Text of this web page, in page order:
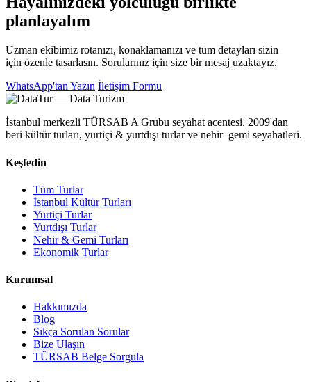
planlayalım
Uzman ekibimiz rotanızı, konaklamanızı ve tüm detayları sizin
için özenle tasarlasın. Sorularınız için size bir mesaj uzaktayız.
WhatsApp'tan Yazın İletişim Formu
İstanbul merkezli TÜRSAB A Grubu seyahat acentesi. 2009'dan
beri kültür turları, yurtiçi & yurtdışı turlar ve nehir–gemi seyahatleri.
Keşfedin
Tüm Turlar
İstanbul Kültür Turları
Yurtiçi Turlar
Yurtdışı Turlar
Nehir & Gemi Turları
Ekonomik Turlar
Kurumsal
Hakkımızda
Blog
Sıkça Sorulan Sorular
Bize Ulaşın
TÜRSAB Belge Sorgula